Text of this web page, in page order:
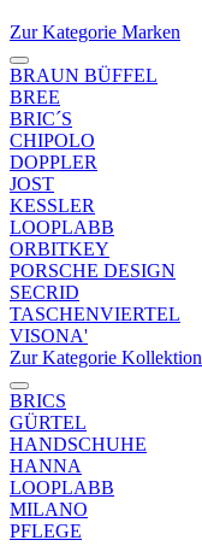
Zur Kategorie Marken
BRAUN BÜFFEL
BREE
BRIC´S
CHIPOLO
DOPPLER
JOST
KESSLER
LOOPLABB
ORBITKEY
PORSCHE DESIGN
SECRID
TASCHENVIERTEL
VISONA'
Zur Kategorie Kollektion
BRICS
GÜRTEL
HANDSCHUHE
HANNA
LOOPLABB
MILANO
PFLEGE